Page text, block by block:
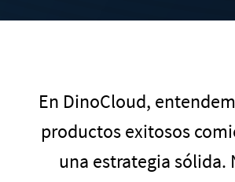
En DinoCloud,
productos exitosos
una estrategia sólida.